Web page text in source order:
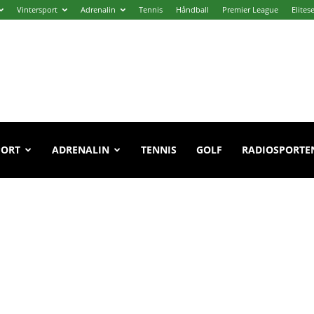
Vintersport Adrenalin Tennis Håndball Premier League
ADRENALIN TENNIS GOLF